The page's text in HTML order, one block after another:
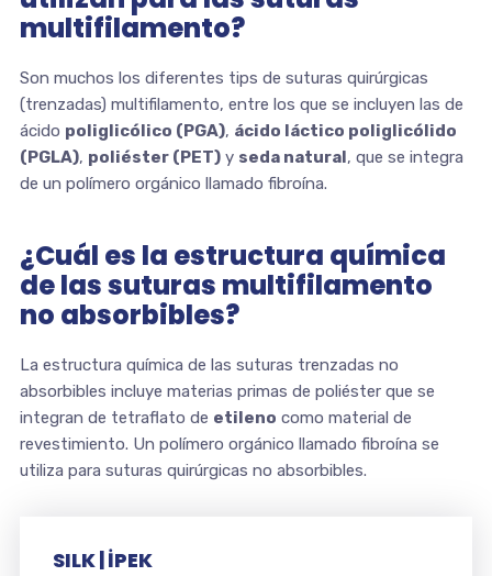
multifilamento?
Son muchos los diferentes tips de suturas quirúrgicas
(trenzadas) multifilamento, entre los que se incluyen las de
ácido poliglicólico (PGA), ácido láctico poliglicólido
(PGLA), poliéster (PET)y seda natural , que se integra
de un polímero orgánico llamado fibroína.
¿Cuál es la estructura química
de las suturas multifilamento
no absorbibles?
La estructura química de las suturas trenzadas no
absorbibles incluye materias primas de poliéster que se
integran de tetraflato de etileno como material de
revestimiento. Un polímero orgánico llamado fibroína se
utiliza para suturas quirúrgicas no absorbibles.
SILK | İPEK